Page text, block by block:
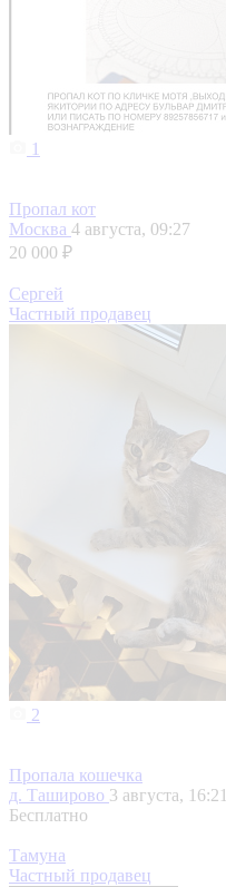
1
Пропал кот
Москва 4 августа, 09:27
20 000 ₽
Сергей
Частный продавец
2
Пропала кошечка
д. Таширово 3 августа, 16:21
Бесплатно
Тамуна
Частный продавец